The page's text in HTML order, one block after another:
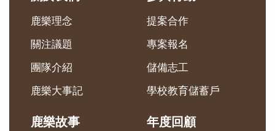
鹿樂理念
關注議題
團隊介紹
鹿樂大事記
提案合作
專案報名
儲備志工
學校教育儲蓄戶
鹿樂故事 年度回顧